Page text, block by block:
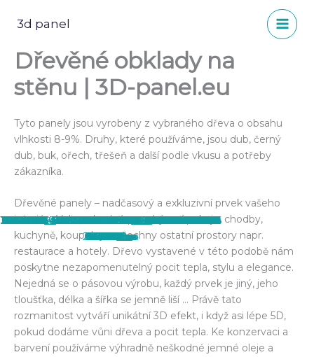
3d panel
Dřevěné obklady na
stěnu | 3D-panel.eu
Tyto panely jsou vyrobeny z vybraného dřeva o obsahu
vlhkosti 8-9%. Druhy, které používáme, jsou dub, černý
dub, buk, ořech, třešeň a další podle vkusu a potřeby
zákazníka.
Dřevěné panely – nadčasový a exkluzivní prvek vašeho
interiéru.Velice vhodné pro obývací pokoje, chodby,
kuchyně, koupelny a všechny ostatní prostory napr.
restaurace a hotely. Dřevo vystavené v této podobě nám
poskytne nezapomenutelný pocit tepla, stylu a elegance.
Nejedná se o pásovou výrobu, každý prvek je jiný, jeho
tloušťka, délka a šířka se jemně liší … Právě tato
rozmanitost vytváří unikátní 3D efekt, i když asi lépe 5D,
pokud dodáme vůni dřeva a pocit tepla. Ke konzervaci a
barvení používáme výhradně neškodné jemné oleje a
21740904_713457868865241_2432764689101
145873_o
18921103_661969604014068_847059728479
6823851_o
18814626_658235024387526_3334176570194
79344_o
28576443_800437490167278_895641164178
7967961_n
28577506_800437513500609_397083172120
2003978_n
30716358_825733987637628_228423028449
9112512_n
18422101_647565502121145_49444828015675
31157_o
14322658_526248517586178_46351139532067
65165_n
14610986_545770645633965_4085155277437
658909_n
15319278_567881673422862_3875187983154
963319_n
15338684_568899529987743_363908952804
1102421_n
15284041_569371896607173_4270895771317
357102_n
15037206_557768831100813_4689761411309
083286_n
15978031_587845314759831_1575785490237
996912_n
14354928_530937253783971_7630255925873
908266_n
14595725_541153196095710_814178961113001
2522_n
14600878_540863102791386_153888109929
2975345_n
14469589_536546443223052_3010422260547
100943_n
12705302_440873896123641_6143697268144
777474_n
13495299_491727951038235_29741167218935
03148_n
12472296_461789457365418_4594571618879
459411_n
13615492_499537883590575_2348053954012
086722_n
12801582_460260600851637_5165388352347
038006_n
13321794_481468192064211_18572463600173
52387_n
11244720_356049901272708_1023892874316
636170_o
12248228_413372542207110_7504914001755
215906_o
12238125_420779571466407_2102558329715
073764_o
11255766_362859307258434_230088394626
0569438_o
12371255_442279519316412_54956200161498
43796_o
10006593_339883109556054_602270607669
8762622_n